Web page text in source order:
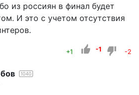
из россиян в финал будет
И это с учетом отсутствия
+1 -1 -2
1040